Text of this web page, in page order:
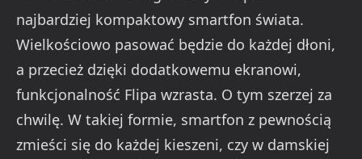
najbardziej kompaktowy smartfon świata.
Wielkościowo pasować będzie do każdej dłoni,
a przecież dzięki dodatkowemu ekranowi,
funkcjonalność Flipa wzrasta. O tym szerzej za
chwilę. W takiej formie, smartfon z pewnością
zmieści się do każdej kieszeni, czy w damskiej